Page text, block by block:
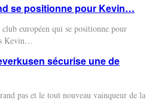
se positionne pour Kevin…
européen qui se positionne pour
Kevin…
sécurise une de
pas et le tout nouveau vainqueur de la